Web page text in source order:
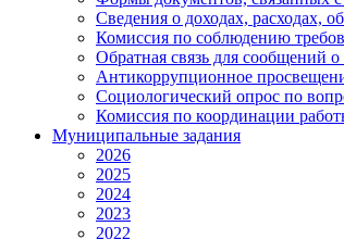
Сведения о доходах, расходах,
Комиссия по соблюдению
Обратная связь для сообщений
Антикоррупционное
Социологический опрос по
Комиссия по координации
Муниципальные задания
2026
2025
2024
2023
2022